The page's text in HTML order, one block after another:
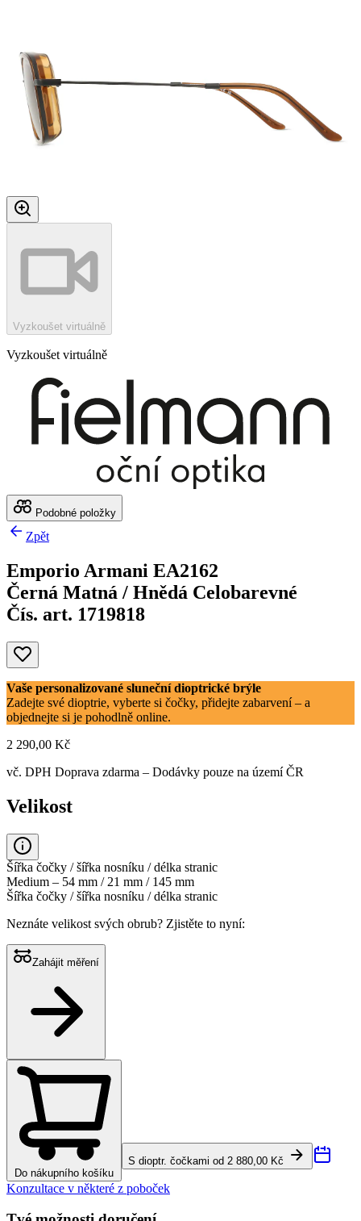
Vyzkoušet virtuálně
Vyzkoušet virtuálně
Podobné položky
Zpět
Emporio Armani EA2162
Černá Matná / Hnědá Celobarevné
Čís. art. 1719818
Vaše personalizované sluneční dioptrické brýle
Zadejte své dioptrie, vyberte si čočky, přidejte zabarvení – a
objednejte si je pohodlně online.
2 290,00 Kč
vč. DPH Doprava zdarma – Dodávky pouze na území ČR
Velikost
Šířka čočky / šířka nosníku / délka stranic
Medium – 54 mm / 21 mm / 145 mm
Šířka čočky / šířka nosníku / délka stranic
Neznáte velikost svých obrub? Zjistěte to nyní:
Zahájit měření
Do nákupního košíku
S dioptr. čočkami od 2 880,00 Kč
Konzultace v některé z poboček